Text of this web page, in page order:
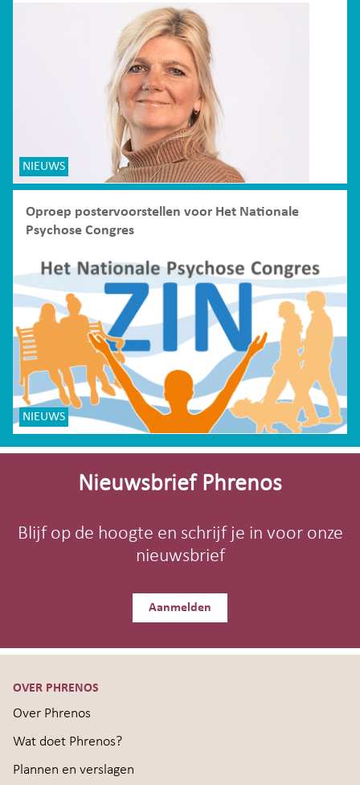
NIEUWS
Oproep postervoorstellen voor Het Nationale
Psychose Congres
NIEUWS
Site-
Nieuwsbrief Phrenos
Blijf op de hoogte en schrijf je in voor onze
nieuwsbrief
Aanmelden
OVER PHRENOS
Over Phrenos
Wat doet Phrenos?
Plannen en verslagen